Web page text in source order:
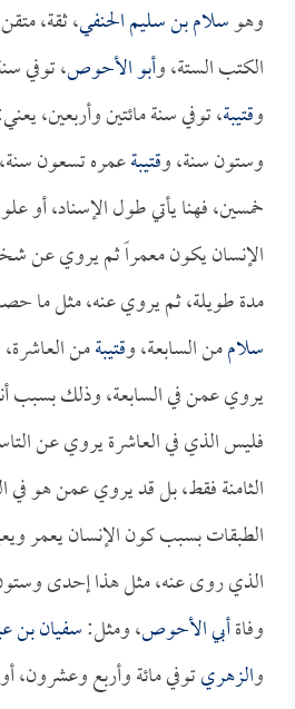
وهوسلام بن سليم الحنفي، ثقة،
الكتب الستة، وأبو الأحوص، توفي
وقتيبة، توفي سنة مائتين وأربعين،
وستون سنة، وقتيبةعمره تسعون
خمسين، فهنا يأتي طول الإسناد، أو
الإنسان يكون معمراً ثم يروي عن
مدة طويلة، ثم يروي عنه، مثل ما
سلاممن السابعة، وقتيبةمن
يروي عمن في السابعة، وذلك بسبب
فليس الذي في العاشرة يروي عن
الثامنة فقط، بل قد يروي عمن هو في
الطبقات بسبب كون الإنسان يعمر
الذي روى عنه، مثل هذا إحدى
وفاةأبي الأحوص، ومثل:سفيان بن
والزهريتوفي مائة وأربع